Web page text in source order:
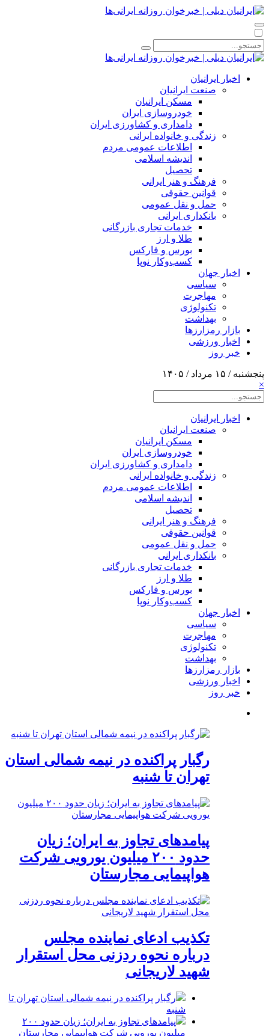
اخبار ایرانیان
صنعت ایرانیان
مسکن ایرانیان
خودروسازی ایران
دامداری و کشاورزی ایران
زندگی و خانواده ایرانی
اطلاعات عمومی مردم
اندیشه اسلامی
تحصیل
فرهنگ و هنر ایرانی
قوانین حقوقی
حمل و نقل عمومی
بانکداری ایرانی
خدمات تجاری بازرگانی
طلا و ارز
بورس و فارکس
کسب‌وکار نوپا
اخبار جهان
سیاسی
مهاجرت
تکنولوژی
بهداشت
بازار رمزارزها
اخبار ورزشی
خبر روز
پنجشنبه / ۱۵ مرداد / ۱۴۰۵
×
اخبار ایرانیان
صنعت ایرانیان
مسکن ایرانیان
خودروسازی ایران
دامداری و کشاورزی ایران
زندگی و خانواده ایرانی
اطلاعات عمومی مردم
اندیشه اسلامی
تحصیل
فرهنگ و هنر ایرانی
قوانین حقوقی
حمل و نقل عمومی
بانکداری ایرانی
خدمات تجاری بازرگانی
طلا و ارز
بورس و فارکس
کسب‌وکار نوپا
اخبار جهان
سیاسی
مهاجرت
تکنولوژی
بهداشت
بازار رمزارزها
اخبار ورزشی
خبر روز
رگبار پراکنده در نیمه شمالی استان
تهران تا شنبه
پیامدهای تجاوز به ایران؛ زیان
حدود ۲۰۰ میلیون یورویی شرکت
هواپیمایی مجارستان
تکذیب ادعای نماینده مجلس
درباره نحوه ردزنی محل استقرار
شهید لاریجانی
رگبار پراکنده در نیمه شمالی استان تهران تا
شنبه
پیامدهای تجاوز به ایران؛ زیان حدود ۲۰۰
میلیون یورویی شرکت هواپیمایی مجارستان